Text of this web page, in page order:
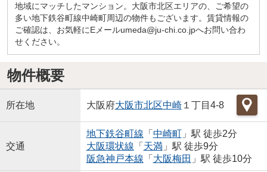
地域にマッチしたマンション。大阪市北区エリアの、ご希望の
多い地下鉄谷町線中崎町周辺の物件もございます。賃貸情報の
ご確認は、お気軽にEメールumeda@ju-chi.co.jpへお問い合わ
せください。
物件概要
所在地 大阪府大阪市北区中崎１丁目4-8
交通
地下鉄谷町線 「 中崎町」駅 徒歩2分
大阪環状線 「 天満」駅 徒歩9分
阪急神戸本線 「 大阪梅田 」駅 徒歩10分